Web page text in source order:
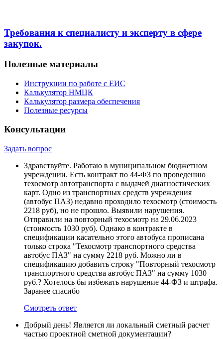
Требования к специалисту и эксперту в сфере
закупок.
Полезные материалы
Инструкции по работе с ЕИС
Калькулятор НМЦК
Калькулятор размера обеспечения
Полезные ресурсы
Консультации
Задать вопрос
Здравствуйте. Работаю в муниципальном бюджетном
учреждении. Есть контракт по 44-ФЗ по проведению
техосмотр автотранспорта с выдачей диагностических
карт. Одно из транспортных средств учреждения
(автобус ПАЗ) недавно проходило техосмотр (стоимость
2218 руб), но не прошло. Выявили нарушения.
Отправили на повторный техосмотр на 29.06.2023
(стоимость 1030 руб). Однако в контракте в
спецификации касательно этого автобуса прописана
только строка "Техосмотр транспортного средства
автобус ПАЗ" на сумму 2218 руб. Можно ли в
спецификацию добавить строку "Повторный техосмотр
транспортного средства автобус ПАЗ" на сумму 1030
руб.? Хотелось бы избежать нарушение 44-ФЗ и штрафа.
Заранее спасибо
Смотреть ответ
Добрый день! Является ли локальный сметный расчет
частью проектной сметной документации?